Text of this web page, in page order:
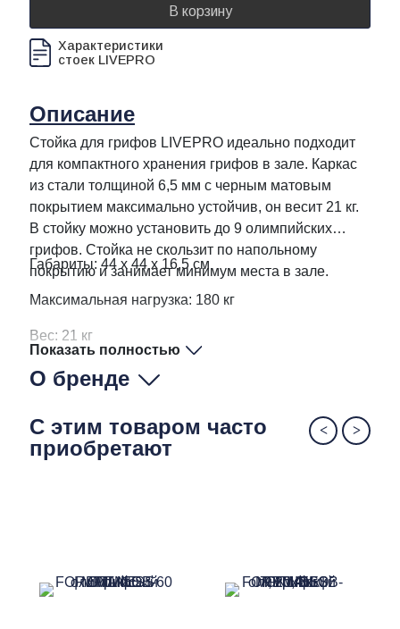
Характеристики
стоек LIVEPRO
В корзину
Описание
Стойка для грифов LIVEPRO идеально подходит
для компактного хранения грифов в зале. Каркас
из стали толщиной 6,5 мм с черным матовым
покрытием максимально устойчив, он весит 21 кг.
В стойку можно установить до 9 олимпийских
грифов. Стойка не скользит по напольному
покрытию и занимает минимум места в зале.
Габариты: 44 х 44 х 16,5 см
Максимальная нагрузка: 180 кг
Вес: 21 кг
Показать полностью
О бренде
С этим товаром часто
приобретают